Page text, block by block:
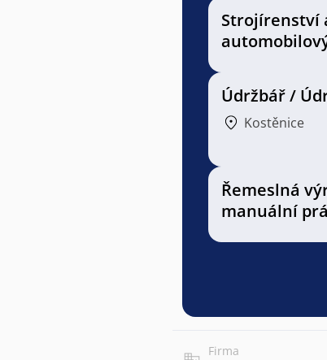
Strojírenství
Údržbář /
Kostěnice
Řemeslná
manuální
Firma